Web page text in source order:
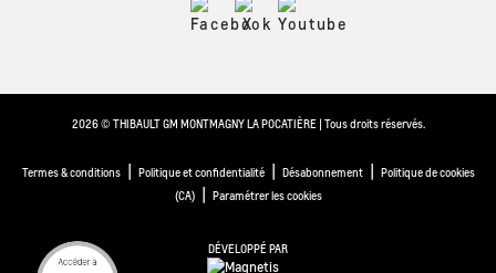
2026 © THIBAULT GM MONTMAGNY LA POCATIÈRE| Tous droits réservés.
Termes & conditions| Politique et confidentialité| Désabonnement| Politique de cookies
(CA)| Paramétrer les cookies
DÉVELOPPÉ PAR